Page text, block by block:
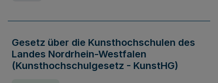
Gesetz über die Kunsthochschulen des
Landes Nordrhein-Westfalen
(Kunsthochschulgesetz - KunstHG)